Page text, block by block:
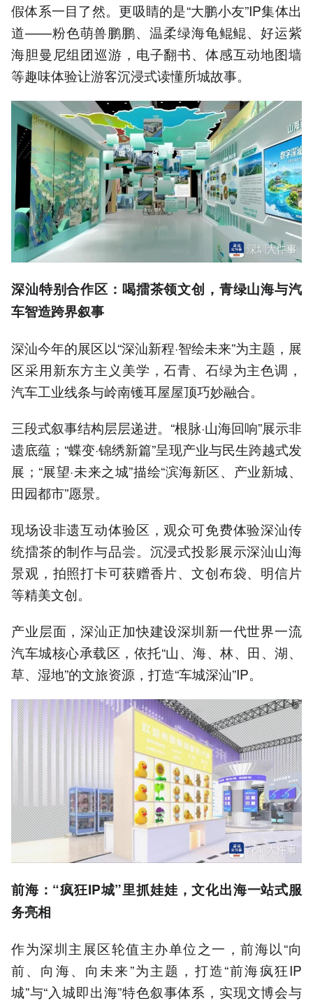
假体系一目了然。更吸睛的是“大鹏小友”IP集体出
道——粉色萌兽鹏鹏、温柔绿海龟鲲鲲、好运紫
海胆曼尼组团巡游，电子翻书、体感互动地图墙
等趣味体验让游客沉浸式读懂所城故事。
深汕特别合作区：喝擂茶领文创，青绿山海与汽
车智造跨界叙事
深汕今年的展区以“深汕新程·智绘未来”为主题，展
区采用新东方主义美学，石青、石绿为主色调，
汽车工业线条与岭南镬耳屋屋顶巧妙融合。
三段式叙事结构层层递进。“根脉·山海回响”展示非
遗底蕴；“蝶变·锦绣新篇”呈现产业与民生跨越式发
展；“展望·未来之城”描绘“滨海新区、产业新城、
田园都市”愿景。
现场设非遗互动体验区，观众可免费体验深汕传
统擂茶的制作与品尝。沉浸式投影展示深汕山海
景观，拍照打卡可获赠香片、文创布袋、明信片
等精美文创。
产业层面，深汕正加快建设深圳新一代世界一流
汽车城核心承载区，依托“山、海、林、田、湖、
草、湿地”的文旅资源，打造“车城深汕”IP。
前海：“疯狂IP城”里抓娃娃，文化出海一站式服
务亮相
作为深圳主展区轮值主办单位之一，前海以“向
前、向海、向未来”为主题，打造“前海疯狂IP
城”与“入城即出海”特色叙事体系，实现文博会与